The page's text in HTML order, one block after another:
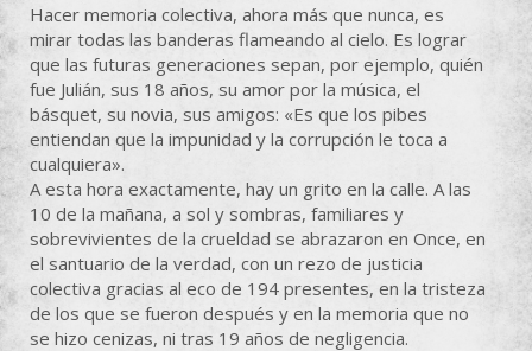
Hacer memoria colectiva, ahora más que nunca, es
mirar todas las banderas flameando al cielo. Es lograr
que las futuras generaciones sepan, por ejemplo, quién
fue Julián, sus 18 años, su amor por la música, el
básquet, su novia, sus amigos: «Es que los pibes
entiendan que la impunidad y la corrupción le toca a
cualquiera».
A esta hora exactamente, hay un grito en la calle. A las
10 de la mañana, a sol y sombras, familiares y
sobrevivientes de la crueldad se abrazaron en Once, en
el santuario de la verdad, con un rezo de justicia
colectiva gracias al eco de 194 presentes, en la tristeza
de los que se fueron después y en la memoria que no
se hizo cenizas, ni tras 19 años de negligencia.